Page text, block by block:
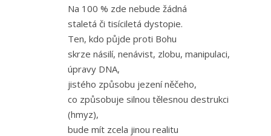
Na 100 % zde nebude žádná
staletá či tisíciletá dystopie.
Ten, kdo půjde proti Bohu
skrze násilí, nenávist, zlobu, manipulaci,
úpravy DNA,
jistého způsobu jezení něčeho,
co způsobuje silnou tělesnou destrukci
(hmyz),
bude mít zcela jinou realitu